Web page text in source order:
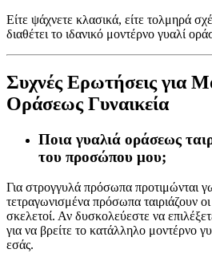
Είτε ψάχνετε κλασικά, είτε τολμηρά
διαθέτει το ιδανικό μοντέρνο γυαλί
Συχνές Ερωτήσεις για
Οράσεως Γυναικεία
Ποια γυαλιά οράσεως
του προσώπου μου;
Για στρογγυλά πρόσωπα προτιμώνται
τετραγωνισμένα πρόσωπα ταιριάζουν
σκελετοί. Αν δυσκολεύεστε να
για να βρείτε το κατάλληλο μοντέρνο
εσάς.